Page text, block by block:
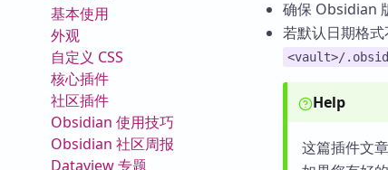
基本使用
外观
自定义 CSS
核心插件
社区插件
Obsidian 使用技巧
Obsidian 社区周报
Dataview 专题
确保 Obsidian
若默认日期格
<vault>/
Help
这篇插件文